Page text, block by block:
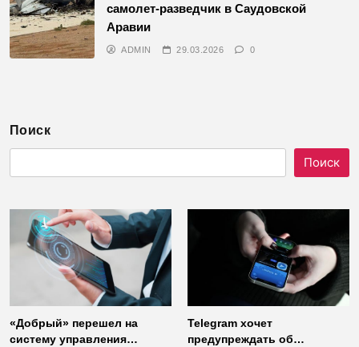
самолет-разведчик в Саудовской
Аравии
ADMIN 29.03.2026 0
Поиск
Поиск
«Добрый» перешел на
систему управления
Telegram хочет
предупреждать об